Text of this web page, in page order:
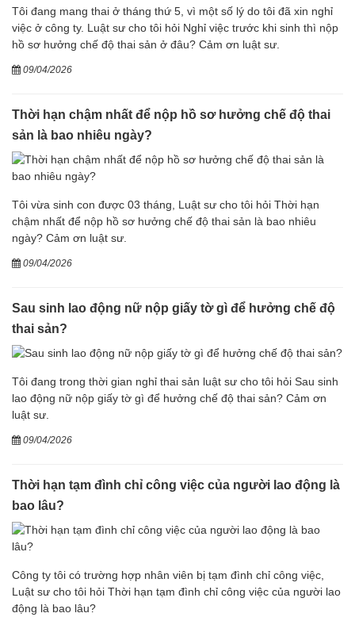
Tôi đang mang thai ở tháng thứ 5, vì một số lý do tôi đã xin nghỉ
việc ở công ty. Luật sư cho tôi hỏi Nghỉ việc trước khi sinh thì nộp
hồ sơ hưởng chế độ thai sản ở đâu? Cảm ơn luật sư.
09/04/2026
Thời hạn chậm nhất để nộp hồ sơ hưởng chế độ thai
sản là bao nhiêu ngày?
Tôi vừa sinh con được 03 tháng, Luật sư cho tôi hỏi Thời hạn
chậm nhất để nộp hồ sơ hưởng chế độ thai sản là bao nhiêu
ngày? Cảm ơn luật sư.
09/04/2026
Sau sinh lao động nữ nộp giấy tờ gì để hưởng chế độ
thai sản?
Tôi đang trong thời gian nghỉ thai sản luật sư cho tôi hỏi Sau sinh
lao động nữ nộp giấy tờ gì để hưởng chế độ thai sản? Cảm ơn
luật sư.
09/04/2026
Thời hạn tạm đình chỉ công việc của người lao động là
bao lâu?
Công ty tôi có trường hợp nhân viên bị tạm đình chỉ công việc,
Luật sư cho tôi hỏi Thời hạn tạm đình chỉ công việc của người lao
động là bao lâu?